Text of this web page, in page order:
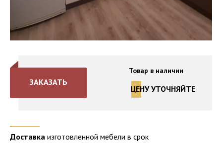
Товар в наличии
ЦЕНУ УТОЧНЯЙТЕ
ЗАКАЗАТЬ
Доставка изготовленной мебели в срок